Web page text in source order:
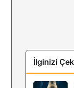
İlginizi